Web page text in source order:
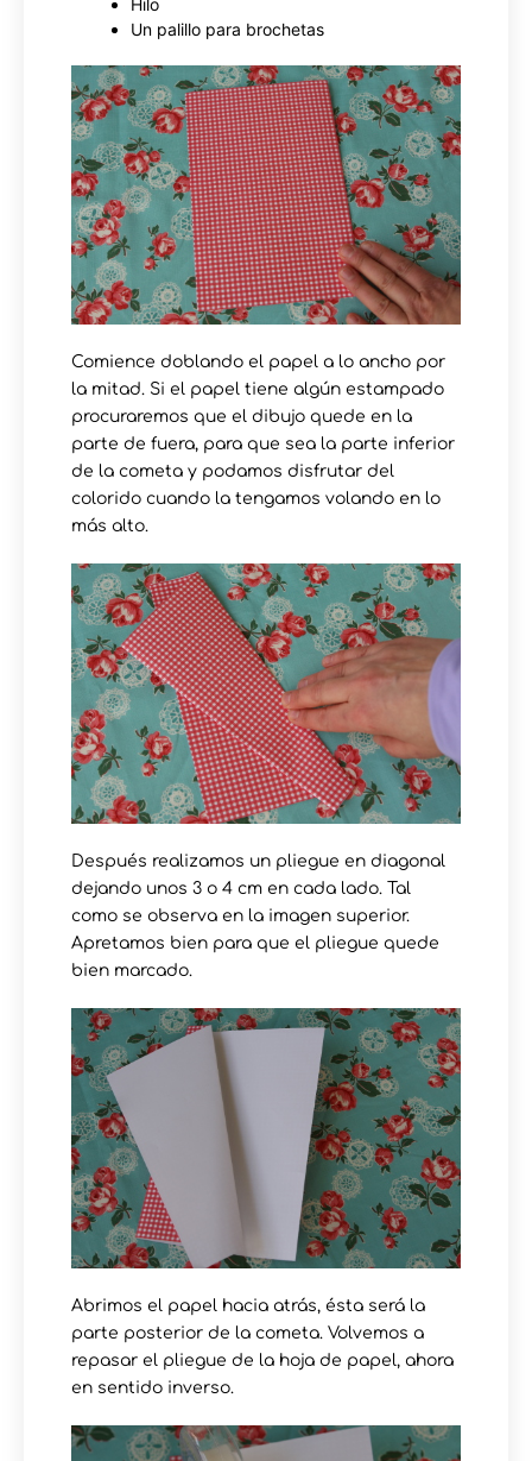
Un palillo para brochetas
Comience doblando el papel a lo ancho por
la mitad. Si el papel tiene algún estampado
procuraremos que el dibujo quede en la
parte de fuera, para que sea la parte inferior
de la cometa y podamos disfrutar del
colorido cuando la tengamos volando en lo
más alto.
Después realizamos un pliegue en diagonal
dejando unos 3 o 4 cm en cada lado. Tal
como se observa en la imagen superior.
Apretamos bien para que el pliegue quede
bien marcado.
Abrimos el papel hacia atrás, ésta será la
parte posterior de la cometa. Volvemos a
repasar el pliegue de la hoja de papel, ahora
en sentido inverso.